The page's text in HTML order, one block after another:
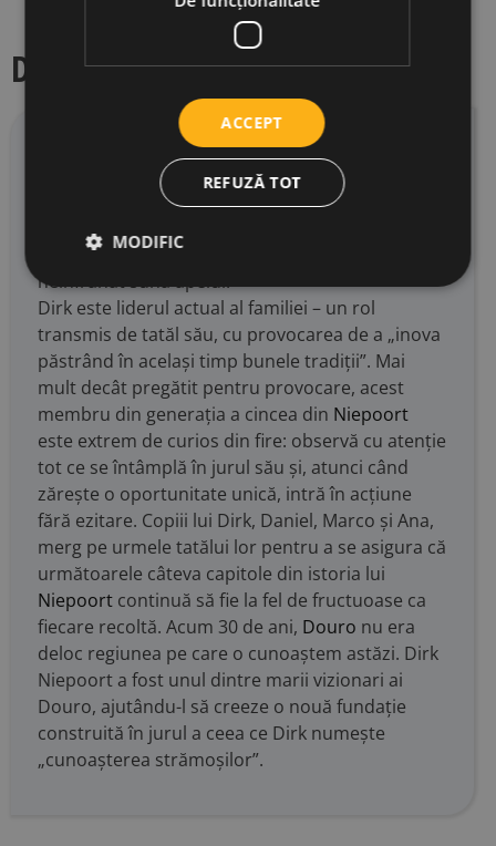
Descriere producator
Din 1842 până astăzi, șase generații au scris
Niepoort
. Ceea ce îi unește este
pasiunea pentru vin – o pasiune care respectă
tradițiile, dar care nu se sfiește să pornească pe
noi căi ori de câte ori impulsul său creativ
neînfrânat sună apelul.
Dirk este liderul actual al familiei – un rol
transmis de tatăl său, cu provocarea de a „inova
păstrând în același timp bunele tradiții”. Mai
mult decât pregătit pentru provocare, acest
membru din generația a cincea din Niepoort
este extrem de curios din fire: observă cu atenție
tot ce se întâmplă în jurul său și, atunci când
zărește o oportunitate unică, intră în acțiune
fără ezitare. Copiii lui Dirk, Daniel, Marco și Ana,
merg pe urmele tatălui lor pentru a se asigura că
următoarele câteva capitole din istoria lui
Niepoort continuă să fie la fel de fructuoase ca
fiecare recoltă. Acum 30 de ani, Douro nu era
deloc regiunea pe care o cunoaștem astăzi. Dirk
Niepoort a fost unul dintre marii vizionari ai
Douro, ajutându-l să creeze o nouă fundație
construită în jurul a ceea ce Dirk numește
„cunoașterea strămoșilor”.
ACCEPT
REFUZĂ TOT
MODIFIC